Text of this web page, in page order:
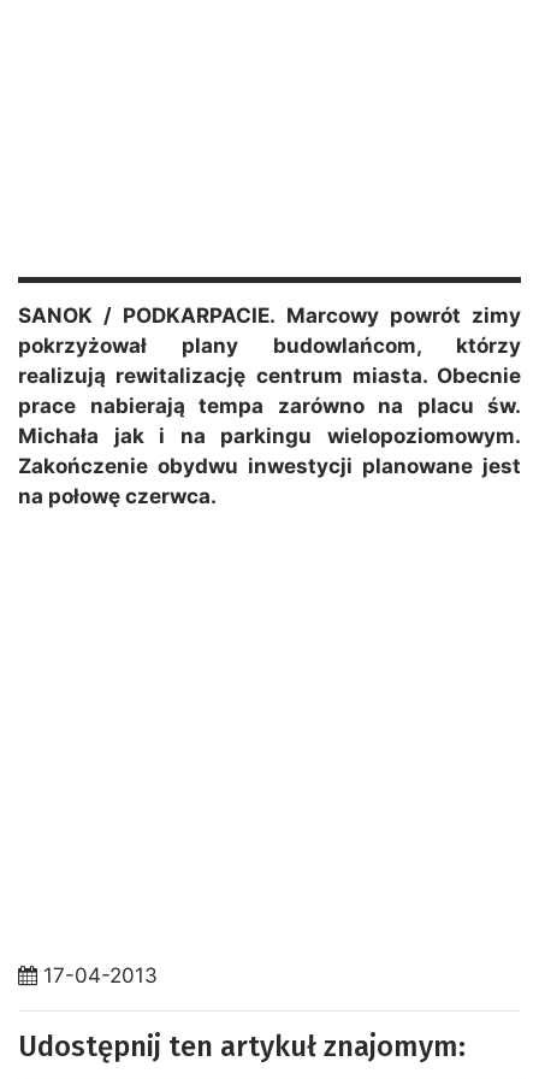
SANOK / PODKARPACIE. Marcowy powrót zimy
pokrzyżował plany budowlańcom, którzy
realizują rewitalizację centrum miasta. Obecnie
prace nabierają tempa zarówno na placu św.
Michała jak i na parkingu wielopoziomowym.
Zakończenie obydwu inwestycji planowane jest
na połowę czerwca.
17-04-2013
Udostępnij ten artykuł znajomym: